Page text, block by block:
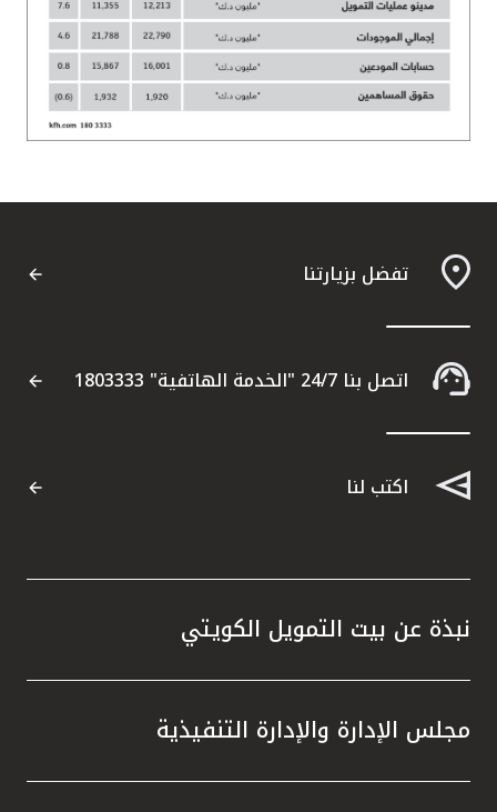
ألمانيا
ماليزيا
المملكة المتحدة
تفضل بزيارتنا
اتصل بنا 24/7 "الخدمة الهاتفية" 1803333
اكتب لنا
نبذة عن بيت التمويل الكويتي
مجلس الإدارة والإدارة التنفيذية